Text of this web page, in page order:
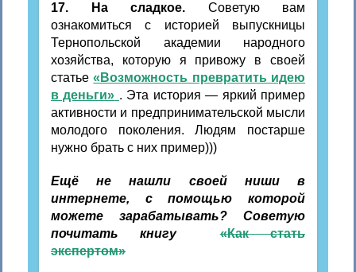
17. На сладкое. Советую вам
ознакомиться с историей выпускницы
Тернопольской академии народного
хозяйства, которую я привожу в своей
статье«Возможность превратить идею
в деньги» . Эта история — яркий пример
активности и предпринимательской мысли
молодого поколения. Людям постарше
нужно брать с них пример)))
Ещё не нашли своей ниши в
интернете, с помощью которой
можете зарабатывать? Советую
почитать книгу
«Как стать
экспертом»